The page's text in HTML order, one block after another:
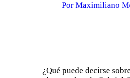
Por Maximiliano
¿Qué puede decirse